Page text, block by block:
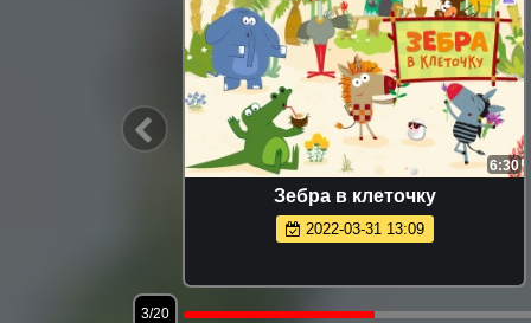
6:30
Зебра в клеточку
2022-03-31 13:09
3/20